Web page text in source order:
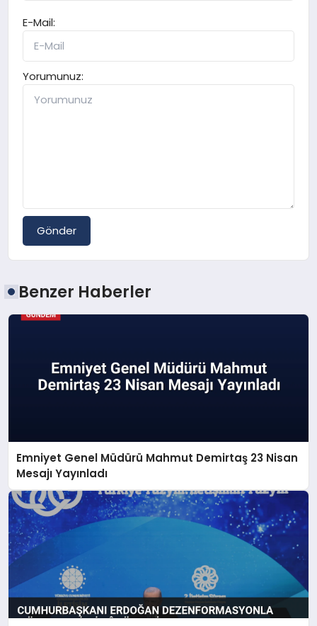
E-Mail:
Yorumunuz:
Gönder
Benzer Haberler
Emniyet Genel Müdürü Mahmut Demirtaş 23 Nisan
Mesajı Yayınladı